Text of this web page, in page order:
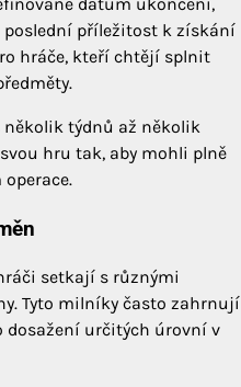
poslední příležitost k získání
hráče, kteří chtějí splnit
několik týdnů až několik
hru tak, aby mohli plně
setkají s různými
Tyto milníky často zahrnují
dosažení určitých úrovní v